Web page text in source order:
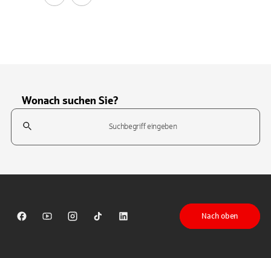
Wonach suchen Sie?
Suchfeld
Sparkasse auf Facebook
Sparkasse auf Youtube
Sparkasse auf Instagram
Sparkasse auf TikTok
Sparkasse auf LinkedIn
Nach oben